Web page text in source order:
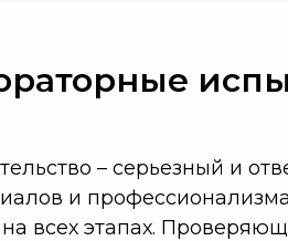
– серьезный и
и
всех этапах.